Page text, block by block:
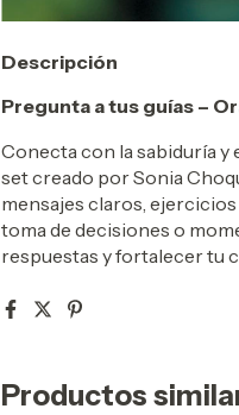
Descripción
Pregunta a tus guías –
Conecta con la sabiduría y
set creado por Sonia
mensajes claros,
toma de decisiones o
respuestas y fortalecer tu
Productos